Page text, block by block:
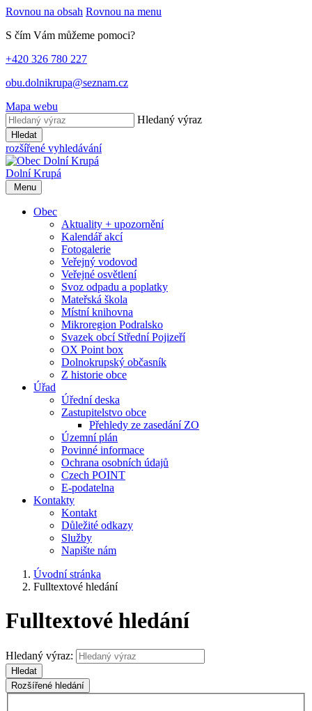
Rovnou na obsah Rovnou na menu
S čím Vám můžeme pomoci?
+420 326 780 227
obu.dolnikrupa@seznam.cz
Mapa webu
Hledaný výraz
Hledat
rozšířené vyhledávání
Dolní Krupá
Menu
Obec
Aktuality + upozornění
Kalendář akcí
Fotogalerie
Veřejný vodovod
Veřejné osvětlení
Svoz odpadu a poplatky
Mateřská škola
Místní knihovna
Mikroregion Podralsko
Svazek obcí Střední Pojizeří
OX Point box
Dolnokrupský občasník
Z historie obce
Úřad
Úřední deska
Zastupitelstvo obce
Přehledy ze zasedání ZO
Územní plán
Povinné informace
Ochrana osobních údajů
Czech POINT
E-podatelna
Kontakty
Kontakt
Důležité odkazy
Služby
Napište nám
Úvodní stránka
Fulltextové hledání
Fulltextové hledání
Hledaný výraz:
Hledat
Rozšířené hledání